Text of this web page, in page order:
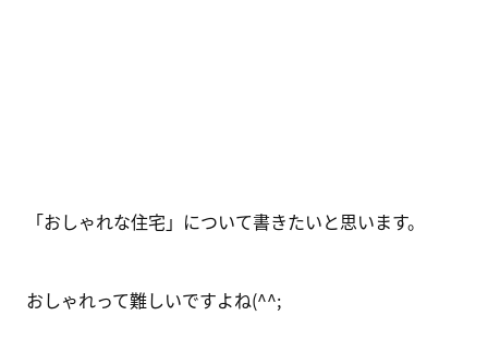
「おしゃれな住宅」について書きたいと思います。
おしゃれって難しいですよね(^^;